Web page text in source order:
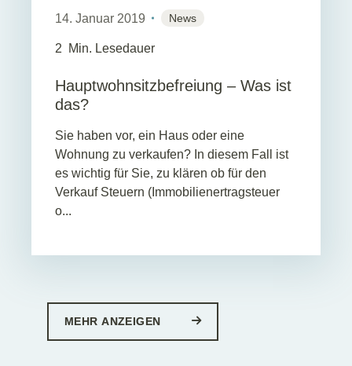
14. Januar 2019 News
2 Min. Lesedauer
Hauptwohnsitzbefreiung – Was ist
das?
Sie haben vor, ein Haus oder eine
Wohnung zu verkaufen? In diesem Fall ist
es wichtig für Sie, zu klären ob für den
Verkauf Steuern (Immobilienertragsteuer
o...
MEHR ANZEIGEN